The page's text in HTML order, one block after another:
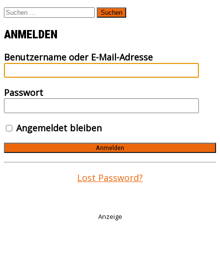
Suchen
nach:
ANMELDEN
Benutzername oder E-Mail-Adresse
Passwort
Angemeldet bleiben
Lost Password?
Anzeige